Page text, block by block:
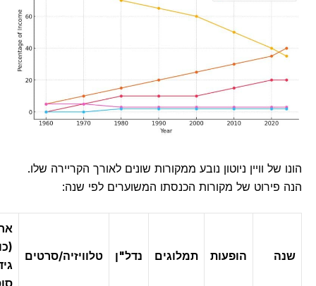
של וויין ניוטון נובע ממקורות שונים לאורך הקריירה שלו.
פירוט של מקורות הכנסתו המשוערים לפי שנה:
הופעות תמלוגים נדל"ן טלוויזיה/סרטים
גידול
סוסים)